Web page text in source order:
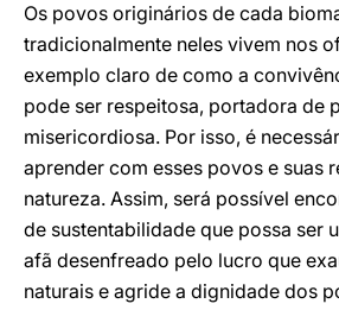
Os povos originários de cada
tradicionalmente neles vivem nos
exemplo claro de como a
pode ser respeitosa, portadora de
misericordiosa. Por isso, é
aprender com esses povos e suas
natureza. Assim, será possível
de sustentabilidade que possa ser
afã desenfreado pelo lucro que
naturais e agride a dignidade dos